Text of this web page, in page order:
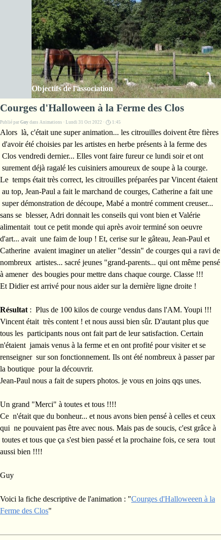
Aller au contenu
Les Amis de la ferme des Clos
Sauter le menu
Objectifs de l'association
Courges d'Halloween à la Ferme des Clos
Publié par Guy dans Animations · Lundi 31 Oct 2022 · 1:45
Alors là, c'était une super animation... les citrouilles doivent être fières
d'avoir été choisies par les artistes en herbe présents à la ferme des
Clos vendredi dernier... Elles vont faire fureur ce lundi soir et ont
surement déjà ragalé les cuisiniers amoureux de soupe à la courge.
Le temps était très correct, les citrouilles préparées par Vincent étaient
au top, Jean-Paul a fait le marchand de courges, Catherine a fait une
super démonstration de découpe, Mabé a montré comment creuser...
sans se blesser, Adri donnait les conseils qui vont bien et Valérie
alimentait tout ce petit monde qui après avoir terminé son oeuvre
d'art... avait une faim de loup ! Et, cerise sur le gâteau, Jean-Paul et
Catherine avaient imaginer un atelier "dessin" de courges qui a ravi de
nombreux artistes... sacré jeunes "grand-parents... qui ont même pensé
à amener des bougies pour mettre dans chaque courge. Classe !!!
Et Didier est arrivé pour nous aider sur la dernière ligne droite !
Résultat : Plus de 100 kilos de courge vendus dans l'AM. Youpi !!!
Vincent était très content ! et nous aussi bien sûr. D'autant plus que
tous les participants nous ont fait part de leur satisfaction. Certain
n'étaient jamais venus à la ferme et en ont profité pour visiter et se
renseigner sur son fonctionnement. Ils ont été nombreux à passer par
la boutique pour la découvrir.
Jean-Paul nous a fait de supers photos. je vous en joins qqs unes.
Un grand "Merci" à toutes et tous !!!!
Ce n'était que du bonheur... et nous avons bien pensé à celles et ceux
qui ne pouvaient pas être avec nous. Mais pas de soucis, c'est grâce à
toutes et tous que ça s'est bien passé et la prochaine fois, ce sera tout
aussi bien !!!!
Guy
Voici la fiche descriptive de l'animation : "Courges d'Halloweeen à la
Ferme des Clos"